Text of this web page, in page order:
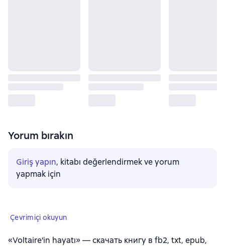
Yorum bırakın
Giriş yapın, kitabı değerlendirmek ve yorum
yapmak için
Çevrimiçi okuyun
«Voltaire'in hayatı» — скачать книгу в fb2, txt, epub,